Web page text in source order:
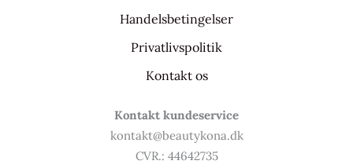
Handelsbetingelser
Privatlivspolitik
Kontakt os
Kontakt kundeservice
kontakt@beautykona.dk
CVR.: 44642735